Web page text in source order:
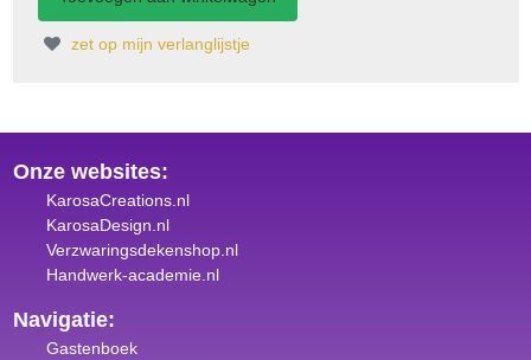
zet op mijn verlanglijstje
Onze websites:
KarosaCreations.nl
KarosaDesign.nl
Verzwaringsdekenshop.nl
Handwerk-academie.nl
Navigatie:
Gastenboek